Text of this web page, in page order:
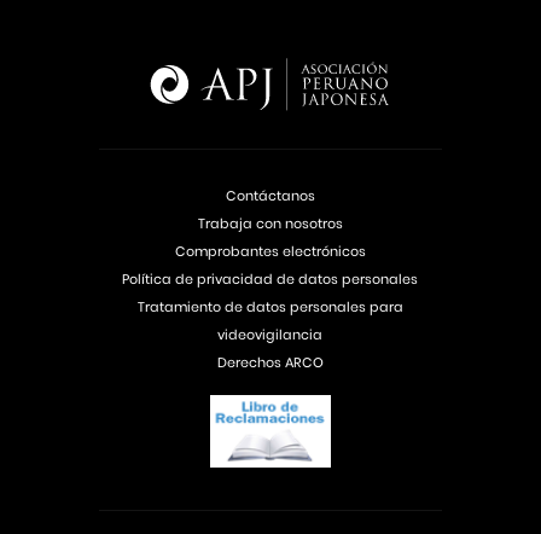
Contáctanos
Trabaja con nosotros
Comprobantes electrónicos
Política de privacidad de datos personales
Tratamiento de datos personales para
videovigilancia
Derechos ARCO